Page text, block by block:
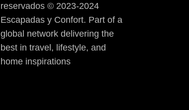
reservados © 2023-2024
Escapadas y Confort. Part of a
global network delivering the
best in travel, lifestyle, and
home inspirations